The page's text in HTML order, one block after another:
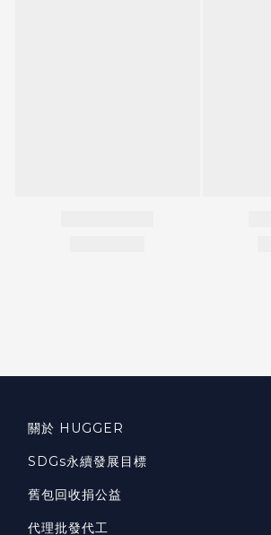
關於 HUGGER
SDGs永續發展目標
舊包回收捐公益
代理批發代工